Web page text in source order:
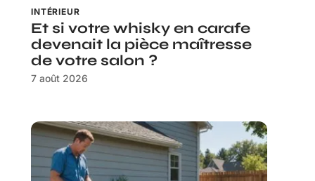
INTÉRIEUR
Et si votre whisky en carafe
devenait la pièce maîtresse
de votre salon ?
7 août 2026